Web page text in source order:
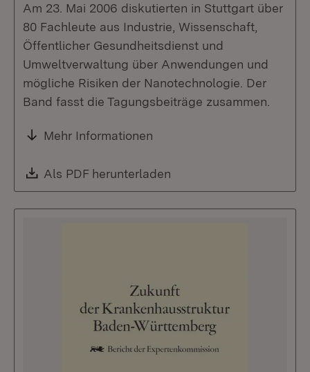
Am 23. Mai 2006 diskutierten in Stuttgart über
80 Fachleute aus Industrie, Wissenschaft,
Öffentlicher Gesundheitsdienst und
Umweltverwaltung über Anwendungen und
mögliche Risiken der Nanotechnologie. Der
Band fasst die Tagungsbeiträge zusammen.
Mehr Informationen
Download:
Als PDF herunterladen